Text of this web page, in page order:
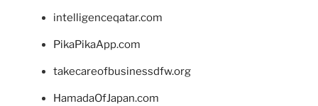
intelligenceqatar.com
PikaPikaApp.com
takecareofbusinessdfw.org
HamadaOfJapan.com